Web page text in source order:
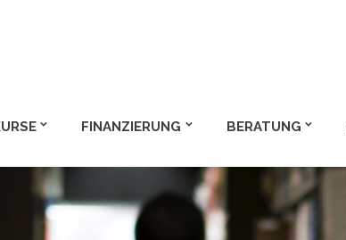
FINANZIERUNG BERATUNG